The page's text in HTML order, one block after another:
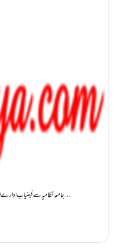
جامعہ نظامیہ سے فیضیاب ادارے از: شاہ محمد فصیح الدین نظامی، مہتمم کتب خانہ جامعہ نظامیہ‘ حیدرآباد مرکز علم و…